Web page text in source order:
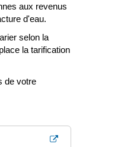
aux revenus
d'eau.
selon la
la tarification
de votre